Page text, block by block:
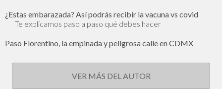
¿Estas embarazada? Así podrás recibir la vacuna vs covid
Te explicamos paso a paso qué debes hacer
Paso Florentino, la empinada y peligrosa calle en CDMX
VER MÁS DEL AUTOR